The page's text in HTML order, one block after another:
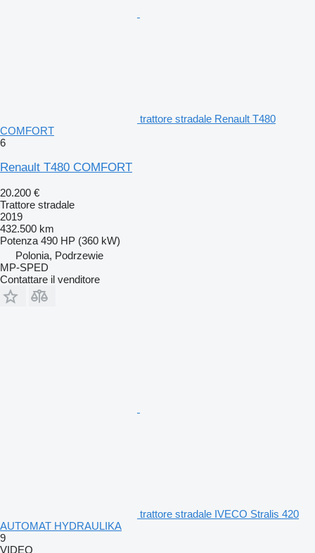
trattore stradale Renault T480
COMFORT
6
Renault T480 COMFORT
20.200 €
Trattore stradale
2019
432.500 km
Potenza 490 HP (360 kW)
Polonia, Podrzewie
MP-SPED
Contattare il venditore
trattore stradale IVECO Stralis 420
AUTOMAT HYDRAULIKA
9
VIDEO